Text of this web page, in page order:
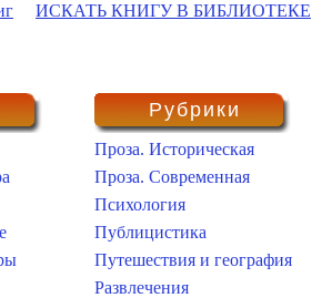
ИСКАТЬ КНИГУ В БИБЛИОТЕКЕ
Рубрики
Проза. Историческая
Проза. Современная
Психология
Публицистика
Путешествия и география
Развлечения